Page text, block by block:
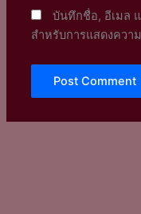
บันทึกชื่อ, อีเมล
สำหรับการแสดงควา